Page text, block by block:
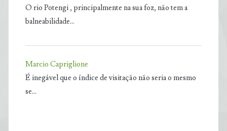
O rio Potengi , principalmente na sua foz, não tem a
balneabilidade…
Marcio Capriglione
É inegável que o índice de visitação não seria o mesmo
se…